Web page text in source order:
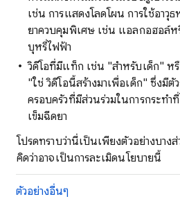
เช่น การแสดงโลดโผน การใช้อาวุ
ยาควบคุมพิเศษ เช่น แอลกอฮอล์ห
บุหรี่ไฟฟ้า
วิดีโอที่มีแท็ก เช่น "สำหรับเด็ก" ห
"ใช่ วิดีโอนี้สร้างมาเพื่อเด็ก" ซึ่งมีตั
ครอบครัวที่มีส่วนร่วมในการกระทำ
เข็มฉีดยา
โปรดทราบว่านี่เป็นเพียงตัวอย่างบา
คิดว่าอาจเป็นการละเมิดนโยบายนี้
ตัวอย่างอื่นๆ